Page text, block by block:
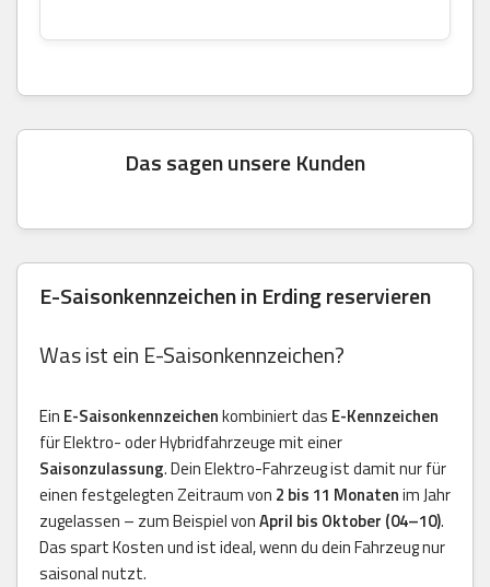
Das sagen unsere Kunden
E-Saisonkennzeichen in Erding reservieren
Was ist ein E-Saisonkennzeichen?
Ein E-Saisonkennzeichenkombiniert das E-Kennzeichen
für Elektro- oder Hybridfahrzeuge mit einer
Saisonzulassung. Dein Elektro-Fahrzeug ist damit nur für
einen festgelegten Zeitraum von 2 bis 11 Monatenim Jahr
zugelassen – zum Beispiel vonApril bis Oktober (04–10).
Das spart Kosten und ist ideal, wenn du dein Fahrzeug nur
saisonal nutzt.